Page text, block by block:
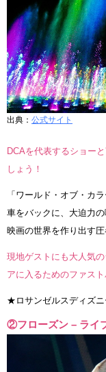
出典： 公式サイト
DCAを代表するショー
しょう！
「ワールド・オブ・カ
車をバックに、大迫力
映画の世界を作り出す圧
現地ゲストにも大人気
アに入るためのファス
★ロサンゼルスディズニ
②フローズン – ライ